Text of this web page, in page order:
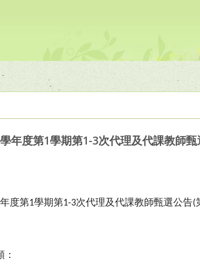
年度第1學期第1-3次代理及代課教師
度第1學期第1-3次代理及代課教師甄選公告(